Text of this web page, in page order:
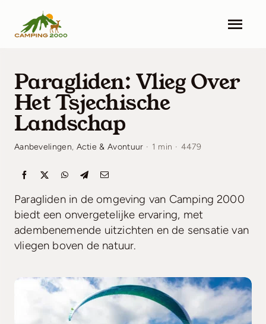
content
Accommodaties
Faciliteiten
Actualiteiten
Contact
Zoek & Boek
Paragliden: Vlieg Over
Het Tsjechische
Landschap
Aanbevelingen, Actie & Avontuur · 1 min · 4479
Paragliden in de omgeving van Camping 2000
biedt een onvergetelijke ervaring, met
adembenemende uitzichten en de sensatie van
vliegen boven de natuur.